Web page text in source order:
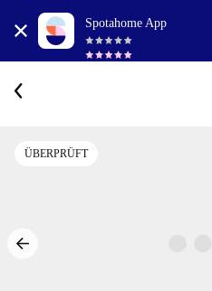
Spotahome App
ÜBERPRÜFT